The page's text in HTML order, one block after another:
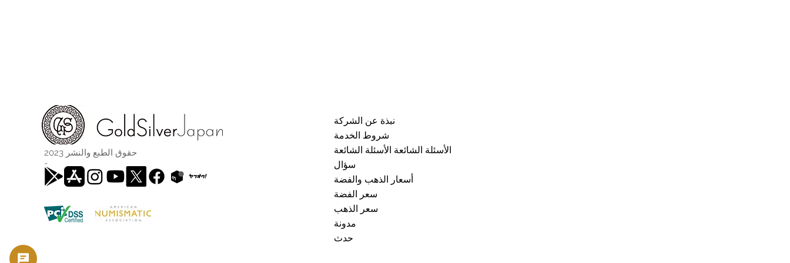
حقوق الطبع والنشر 2023
-
نبذة عن الشركة
شروط الخدمة
الأسئلة الشائعة الأسئلة الشائعة
سؤال
أسعار الذهب والفضة
سعر الفضة
سعر الذهب
مدونة
حدث